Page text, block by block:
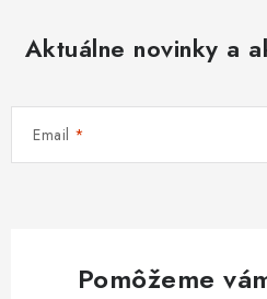
Aktuálne novinky a
Email
Pomôžeme